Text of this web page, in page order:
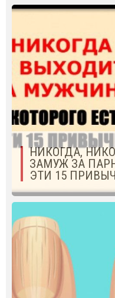
НИКОГДА,
ЗАМУЖ ЗА
ЭТИ 15